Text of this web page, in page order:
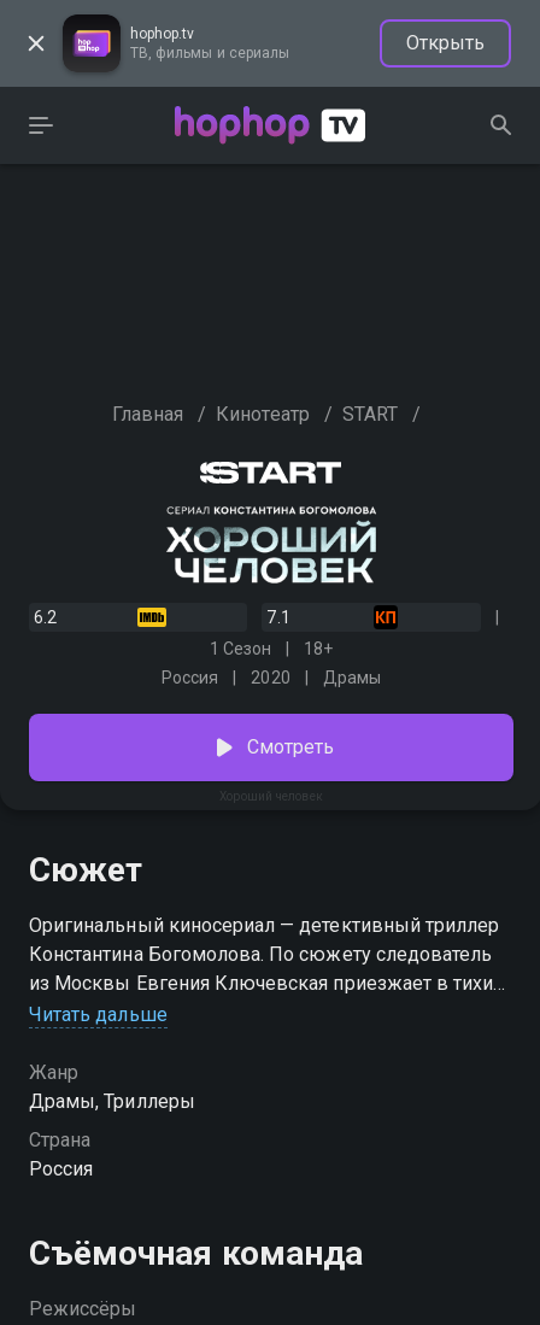
hophop.tv
ТВ, фильмы и сериалы
Открыть
Главная / Кинотеатр / START /
6.2
7.1
1 Сезон
18+
Россия
2020 Драмы
Хороший человек
Смотреть
Сюжет
Оригинальный киносериал — детективный триллер
Константина Богомолова. По сюжету следователь
из Москвы Евгения Ключевская приезжает в тихий
городок Вознесенск, чтобы поймать серийного
каждый прячет в шкафу по скелету.
Читать дальше
Жанр
Драмы, Триллеры
Страна
Россия
Съёмочная команда
Режиссёры